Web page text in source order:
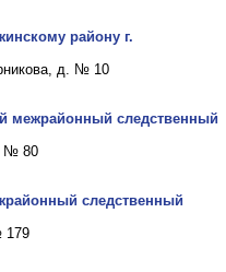
району г.
д. № 10
следственный
№ 80
следственный
179